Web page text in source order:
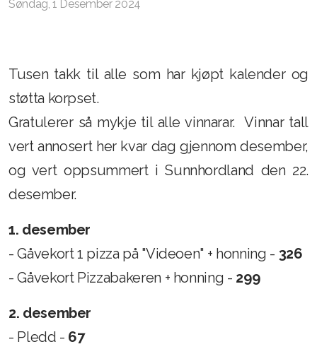
Søndag, 1 Desember 2024
Tusen takk til alle som har kjøpt kalender og
støtta korpset.
Gratulerer så mykje til alle vinnarar. Vinnar tall
vert annosert her kvar dag gjennom desember,
og vert oppsummert i Sunnhordland den 22.
desember.
1. desember
- Gåvekort 1 pizza på "Videoen" + honning - 326
- Gåvekort Pizzabakeren + honning - 299
2. desember
- Pledd - 67